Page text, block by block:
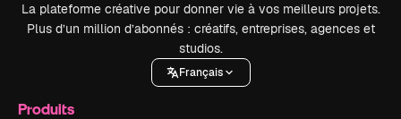
La plateforme créative pour donner vie à vos meilleurs projets.
Plus d’un million d’abonnés : créatifs, entreprises, agences et
studios.
Français
Produits